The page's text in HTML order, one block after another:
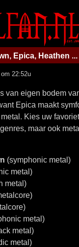
Epica, Heathen ...
22:52u
van eigen bodem
Epica maakt
Kies uw
maar ook
(symphonic metal)
metal)
metal)
metal)
metal)
metal)